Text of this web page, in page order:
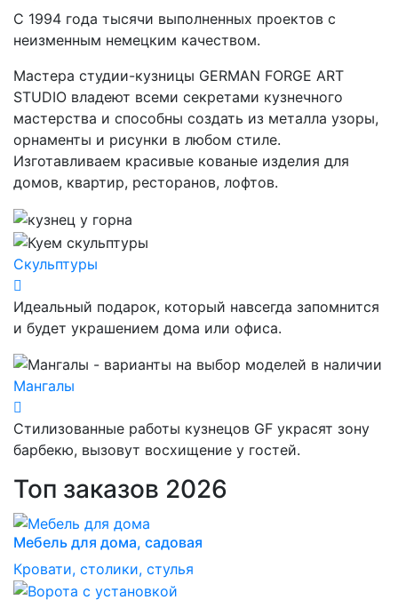
Скульптуры
Идеальный подарок, который навсегда запомнится
и будет украшением дома или офиса.
Мангалы
Стилизованные работы кузнецов GF украсят зону
барбекю, вызовут восхищение у гостей.
Топ заказов 2026
Мебель для дома, садовая
Кровати, столики, стулья
С 1994 года тысячи выполненных проектов с
неизменным немецким качеством.
Мастера студии-кузницы GERMAN FORGE ART
STUDIO владеют всеми секретами кузнечного
мастерства и способны создать из металла узоры,
орнаменты и рисунки в любом стиле.
Изготавливаем красивые кованые изделия для
домов, квартир, ресторанов, лофтов.